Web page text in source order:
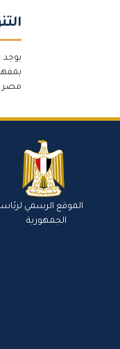
يوجد
مصر 2030.
الموقع الرسمي
الجمهورية